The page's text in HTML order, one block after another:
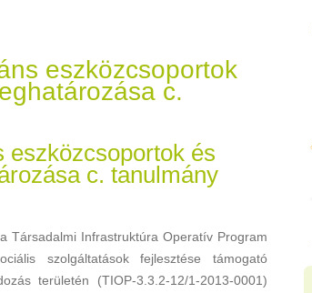
eszközcsoportok
c.
eszközcsoportok és
c. tanulmány
Társadalmi Infrastruktúra Operatív Program
szolgáltatások fejlesztése támogató
területén (TIOP-3.3.2-12/1-2013-0001)